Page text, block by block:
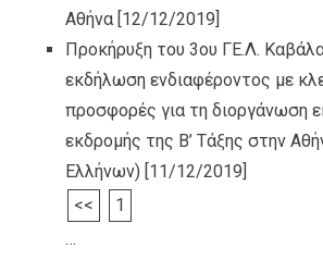
Αθήνα [12/12/2019]
Προκήρυξη του 3ου ΓΕ.Λ.
εκδήλωση ενδιαφέροντος με
προσφορές για τη διοργάνωση
εκδρομής της Β’ Τάξης στην
Ελλήνων) [11/12/2019]
<<
1
…